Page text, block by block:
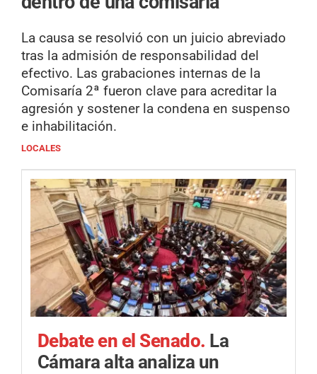
La causa se resolvió con un juicio abreviado
tras la admisión de responsabilidad del
efectivo. Las grabaciones internas de la
Comisaría 2ª fueron clave para acreditar la
agresión y sostener la condena en suspenso
e inhabilitación.
LOCALES
Debate en el Senado. La
Cámara alta analiza un